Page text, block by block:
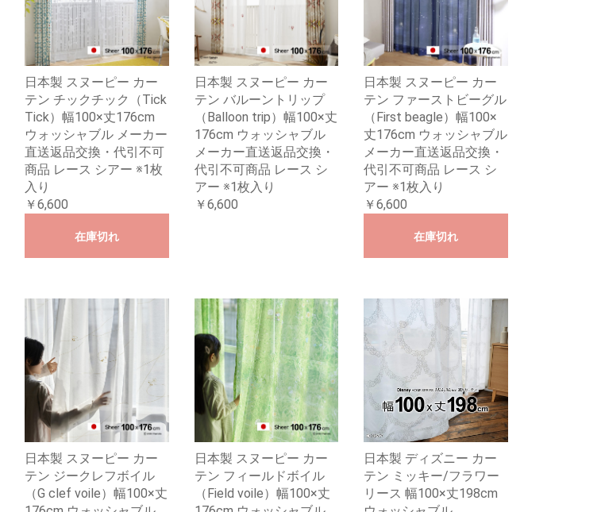
日本製 スヌーピー カー
テン チックチック（Tick
Tick）幅100×丈176cm
ウォッシャブル メーカー
直送返品交換・代引不可
商品 レース シアー ※1枚
入り
￥6,600
在庫切れ
日本製 スヌーピー カー
テン バルーントリップ
（Balloon trip）幅100×丈
176cm ウォッシャブル
メーカー直送返品交換・
代引不可商品 レース シ
アー ※1枚入り
￥6,600
日本製 スヌーピー カー
テン ファーストビーグル
（First beagle）幅100×
丈176cm ウォッシャブル
メーカー直送返品交換・
代引不可商品 レース シ
アー ※1枚入り
￥6,600
在庫切れ
日本製 スヌーピー カー
テン ジークレフボイル
（G clef voile）幅100×丈
日本製 スヌーピー カー
テン フィールドボイル
（Field voile）幅100×丈
日本製 ディズニー カー
テン ミッキー/フラワー
リース 幅100×丈198cm